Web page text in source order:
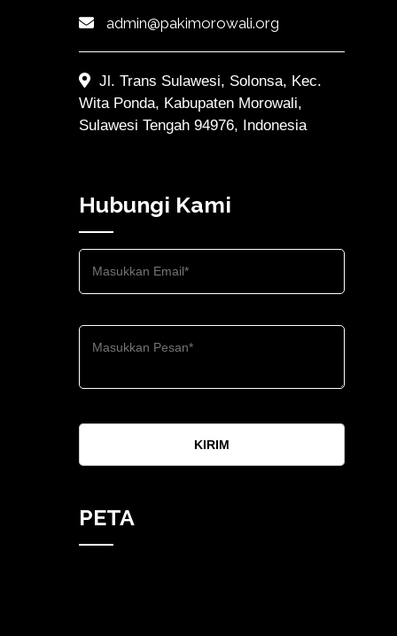
admin@pakimorowali.org
Jl. Trans Sulawesi, Solonsa, Kec.
Wita Ponda, Kabupaten Morowali,
Sulawesi Tengah 94976, Indonesia
Hubungi Kami
KIRIM
PETA